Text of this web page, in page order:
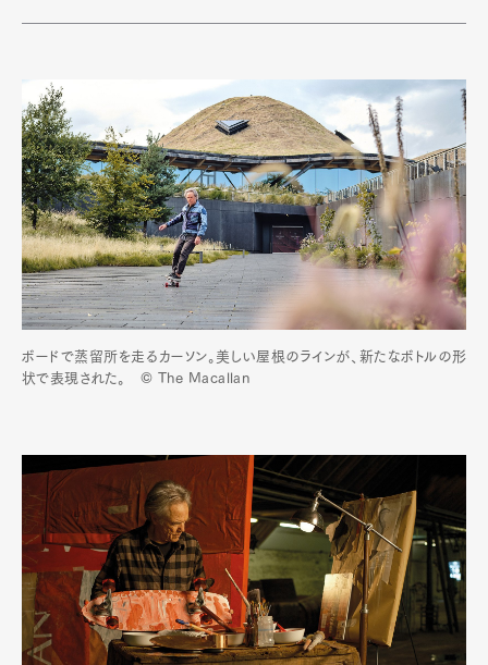
ボードで蒸留所を走るカーソン。美しい屋根のラインが、新たなボトルの形
状で表現された。 © The Macallan